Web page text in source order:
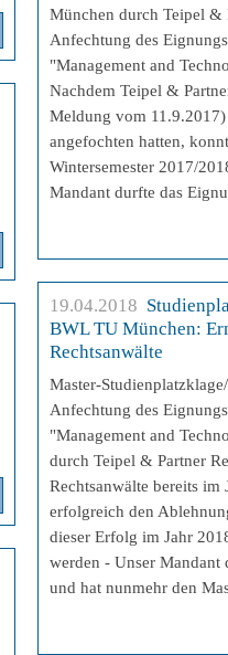
München durch Teipel &
Anfechtung des
"Management and
Nachdem Teipel &
Meldung vom
angefochten hatten,
Wintersemester 2017/
Mandant durfte das
19.04.2018
BWL TU München:
Rechtsanwälte
Master-
Anfechtung des
"Management and
durch Teipel & Partner
Rechtsanwälte bereits
erfolgreich den
dieser Erfolg im Jahr
werden - Unser Mandant
und hat nunmehr den